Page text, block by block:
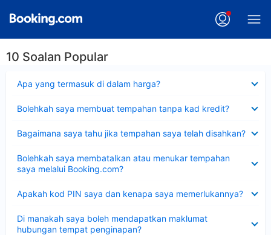
10 Soalan Popular
Apa yang termasuk di dalam harga?
Bolehkah saya membuat tempahan tanpa kad kredit?
Bagaimana saya tahu jika tempahan saya telah disahkan?
Bolehkah saya membatalkan atau menukar tempahan
saya melalui Booking.com?
Apakah kod PIN saya dan kenapa saya memerlukannya?
Di manakah saya boleh mendapatkan maklumat
hubungan tempat penginapan?